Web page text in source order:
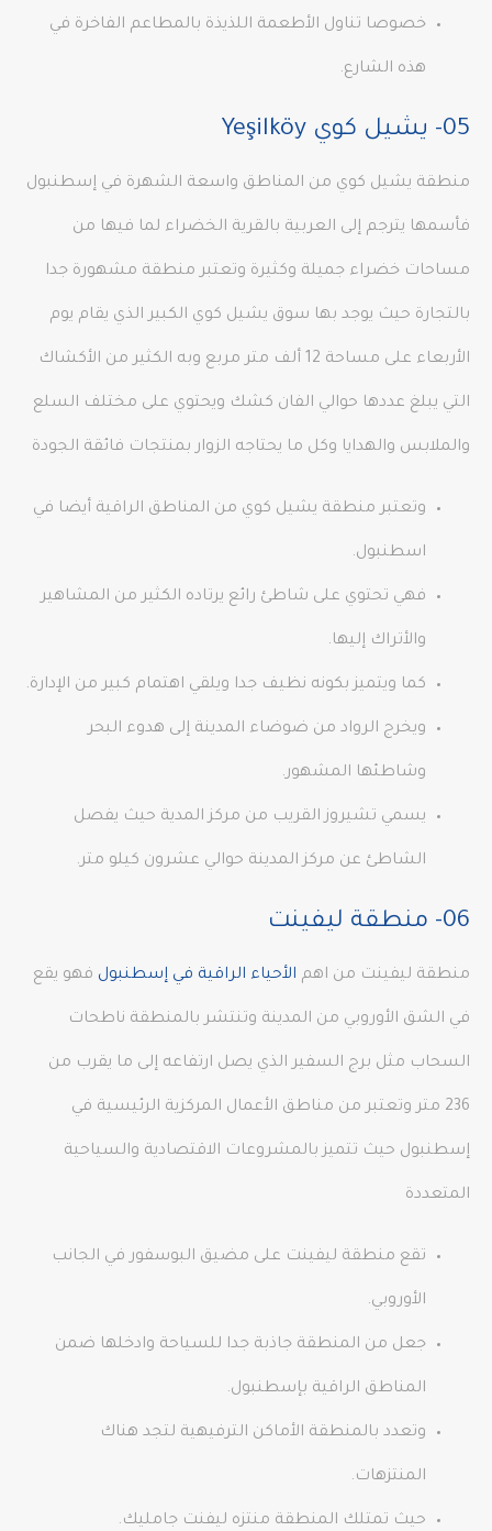
خصوصا تناول الأطعمة اللذيذة بالمطاعم الفاخرة في
هذه الشارع.
05- يشيل كوي Yeşilköy
منطقة يشيل كوي من المناطق واسعة الشهرة في إسطنبول
فأسمها يترجم إلى العربية بالقرية الخضراء لما فيها من
مساحات خضراء جميلة وكثيرة وتعتبر منطقة مشهورة جدا
بالتجارة حيث يوجد بها سوق يشيل كوي الكبير الذي يقام يوم
الأربعاء على مساحة 12 ألف متر مربع وبه الكثير من الأكشاك
التي يبلغ عددها حوالي الفان كشك ويحتوي على مختلف السلع
والملابس والهدايا وكل ما يحتاجه الزوار بمنتجات فائقة الجودة
وتعتبر منطقة يشيل كوي من المناطق الراقية أيضا في
اسطنبول.
فهي تحتوي على شاطئ رائع يرتاده الكثير من المشاهير
والأتراك إليها.
كما ويتميز بكونه نظيف جدا ويلقي اهتمام كبير من الإدارة.
ويخرج الرواد من ضوضاء المدينة إلى هدوء البحر
وشاطئها المشهور.
يسمي تشيروز القريب من مركز المدية حيث يفصل
الشاطئ عن مركز المدينة حوالي عشرون كيلو متر.
06- منطقة ليفينت
منطقة ليفينت من اهم الأحياء الراقية في إسطنبول فهو يقع
في الشق الأوروبي من المدينة وتنتشر بالمنطقة ناطحات
السحاب مثل برج السفير الذي يصل ارتفاعه إلى ما يقرب من
236 متر وتعتبر من مناطق الأعمال المركزية الرئيسية في
إسطنبول حيث تتميز بالمشروعات الاقتصادية والسياحية
المتعددة
تقع منطقة ليفينت على مضيق البوسفور في الجانب
الأوروبي.
جعل من المنطقة جاذبة جدا للسياحة وادخلها ضمن
المناطق الراقية بإسطنبول.
وتعدد بالمنطقة الأماكن الترفيهية لتجد هناك
المنتزهات.
حيث تمتلك المنطقة منتزه ليفنت جامليك.